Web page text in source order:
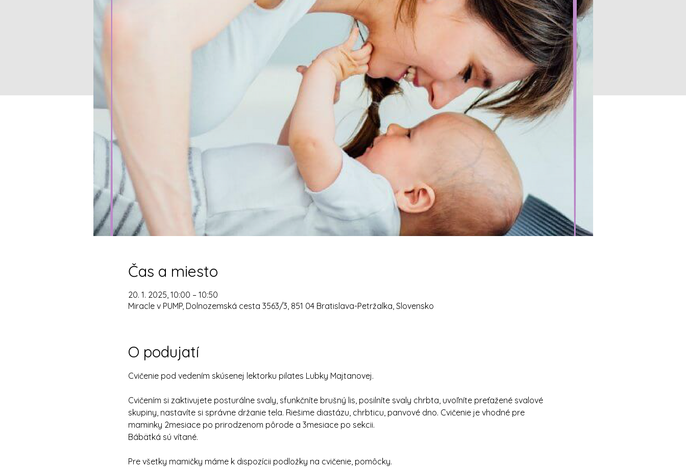
Čas a miesto
20. 1. 2025, 10:00 – 10:50
Miracle v PUMP, Dolnozemská cesta 3563/3, 851 04 Bratislava-Petržalka, Slovensko
O podujatí
Cvičenie pod vedením skúsenej lektorku pilates Lubky Majtanovej.
Cvičením si zaktivujete posturálne svaly, sfunkčníte brušný lis, posilníte svaly chrbta, uvoľníte preťažené svalové
skupiny, nastavíte si správne držanie tela. Riešime diastázu, chrbticu, panvové dno. Cvičenie je vhodné pre
maminky 2mesiace po prirodzenom pôrode a 3mesiace po sekcii.
Bábätká sú vítané.
Pre všetky mamičky máme k dispozícii podložky na cvičenie, pomôcky.